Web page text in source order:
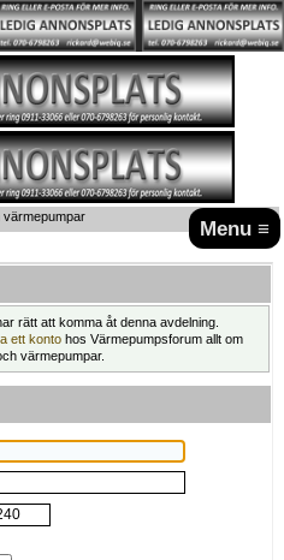
Menu ≡
värmepumpar
rätt att komma åt denna avdelning.
ett konto hos Värmepumpsforum allt om
värmepumpar.